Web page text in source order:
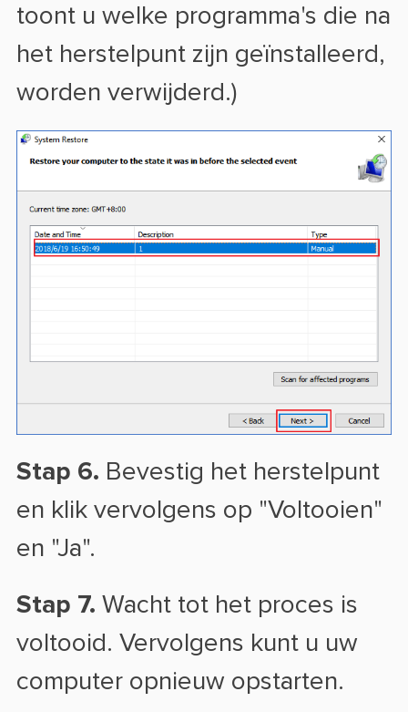
toont u welke programma's die na
het herstelpunt zijn geïnstalleerd,
worden verwijderd.)
Stap 6. Bevestig het herstelpunt
en klik vervolgens op "Voltooien"
en "Ja".
Stap 7. Wacht tot het proces is
voltooid. Vervolgens kunt u uw
computer opnieuw opstarten.